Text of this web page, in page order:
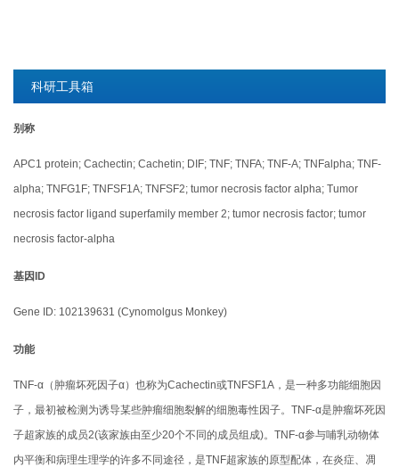
科研工具箱
别称
APC1 protein; Cachectin; Cachetin; DIF; TNF; TNFA; TNF-A; TNFalpha; TNF-
alpha; TNFG1F; TNFSF1A; TNFSF2; tumor necrosis factor alpha; Tumor
necrosis factor ligand superfamily member 2; tumor necrosis factor; tumor
necrosis factor-alpha
基因ID
Gene ID: 102139631 (Cynomolgus Monkey)
功能
TNF-α（肿瘤坏死因子α）也称为Cachectin或TNFSF1A，是一种多功能细胞因
子，最初被检测为诱导某些肿瘤细胞裂解的细胞毒性因子。TNF-α是肿瘤坏死因
子超家族的成员2(该家族由至少20个不同的成员组成)。TNF-α参与哺乳动物体
内平衡和病理生理学的许多不同途径，是TNF超家族的原型配体，在炎症、凋